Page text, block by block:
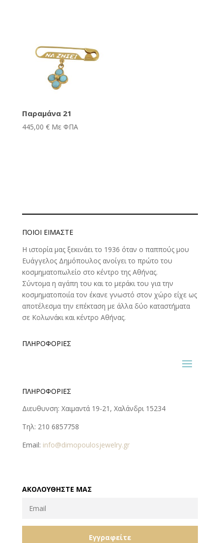
Παραμάνα 21
445,00 € Με ΦΠΑ
ΠΟΙΟΊ ΕΊΜΑΣΤΕ
Η ιστορία μας ξεκινάει το 1936 όταν ο παππούς μου
Ευάγγελος Δημόπουλος ανοίγει το πρώτο του
κοσμηματοπωλείο στο κέντρο της Αθήνας.
Σύντομα η αγάπη του και το μεράκι του για την
κοσμηματοποιία τον έκανε γνωστό στον χώρο είχε ως
αποτέλεσμα την επέκταση με άλλα δύο καταστήματα
σε Κολωνάκι και κέντρο Αθήνας.
ΠΛΗΡΟΦΟΡΊΕΣ
ΠΛΗΡΟΦΟΡΊΕΣ
Διευθυνση: Χαιμαντά 19-21, Χαλάνδρι 15234
Τηλ: 210 6857758
Email: info@dimopoulosjewelry.gr
ΑΚΟΛΟΥΘΉΣΤΕ ΜΑΣ
Εγγραφείτε